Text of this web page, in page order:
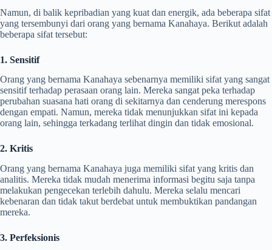
Namun, di balik kepribadian yang kuat dan energik, ada beberapa sifat
yang tersembunyi dari orang yang bernama Kanahaya. Berikut adalah
beberapa sifat tersebut:
1. Sensitif
Orang yang bernama Kanahaya sebenarnya memiliki sifat yang sangat
sensitif terhadap perasaan orang lain. Mereka sangat peka terhadap
perubahan suasana hati orang di sekitarnya dan cenderung merespons
dengan empati. Namun, mereka tidak menunjukkan sifat ini kepada
orang lain, sehingga terkadang terlihat dingin dan tidak emosional.
2. Kritis
Orang yang bernama Kanahaya juga memiliki sifat yang kritis dan
analitis. Mereka tidak mudah menerima informasi begitu saja tanpa
melakukan pengecekan terlebih dahulu. Mereka selalu mencari
kebenaran dan tidak takut berdebat untuk membuktikan pandangan
mereka.
3. Perfeksionis